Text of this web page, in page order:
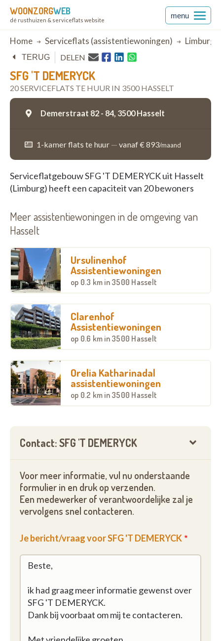
WOONZORGWEB
dé rusthuizen & serviceflats website
menu
Breadcrumb
Home Serviceflats (assistentiewoningen) Limburg
SFG 'T DEMERYCK
20 SERVICEFLATS TE HUUR IN 3500 HASSELT
TERUG DELEN
Demerstraat 82 - 84, 3500 Hasselt
1-kamer flats te huur — vanaf € 893/maand
Serviceflatgebouw SFG 'T DEMERYCK uit Hasselt
(Limburg) heeft een capaciteit van 20 bewoners
Meer assistentiewoningen in de omgeving van
Hasselt
Ursulinenhof
Assistentiewoningen
op 0.3 km in 3500 Hasselt
Clarenhof
Assistentiewoningen
op 0.6 km in 3500 Hasselt
Orelia Katharinadal
assistentiewoningen
op 0.2 km in 3500 Hasselt
Contact: SFG 'T DEMERYCK
Voor meer informatie, vul nu onderstaande
formulier in en druk op verzenden.
Een medewerker of verantwoordelijke zal je
vervolgens snel contacteren.
Je bericht/vraag voor SFG 'T DEMERYCK